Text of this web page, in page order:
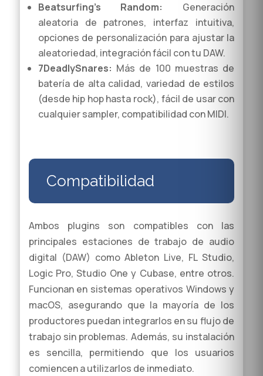
Beatsurfing’s Random:
Generación
aleatoria de patrones, interfaz intuitiva,
opciones de personalización para ajustar la
aleatoriedad, integración fácil con tu DAW.
7DeadlySnares: Más de 100 muestras de
batería de alta calidad, variedad de estilos
(desde hip hop hasta rock), fácil de usar con
cualquier sampler, compatibilidad con MIDI.
Compatibilidad
Ambos plugins son compatibles con las
principales estaciones de trabajo de audio
digital (DAW) como Ableton Live, FL Studio,
Logic Pro, Studio One y Cubase, entre otros.
Funcionan en sistemas operativos Windows y
macOS, asegurando que la mayoría de los
productores puedan integrarlos en su flujo de
trabajo sin problemas. Además, su instalación
es sencilla, permitiendo que los usuarios
comiencen a utilizarlos de inmediato.